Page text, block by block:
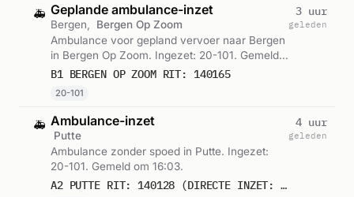
🚑 Geplande ambulance-inzet
Bergen,
Bergen Op Zoom
Ambulance voor gepland vervoer naar Bergen
in Bergen Op Zoom. Ingezet: 20-101. Gemeld
om 17:20.
B1 BERGEN OP ZOOM RIT: 140165
20-101
3 uur
geleden
🚑 Ambulance-inzet
Putte
Ambulance zonder spoed in Putte. Ingezet:
20-101. Gemeld om 16:03.
A2 PUTTE RIT: 140128 (DIRECTE INZET: JA)
4 uur
geleden